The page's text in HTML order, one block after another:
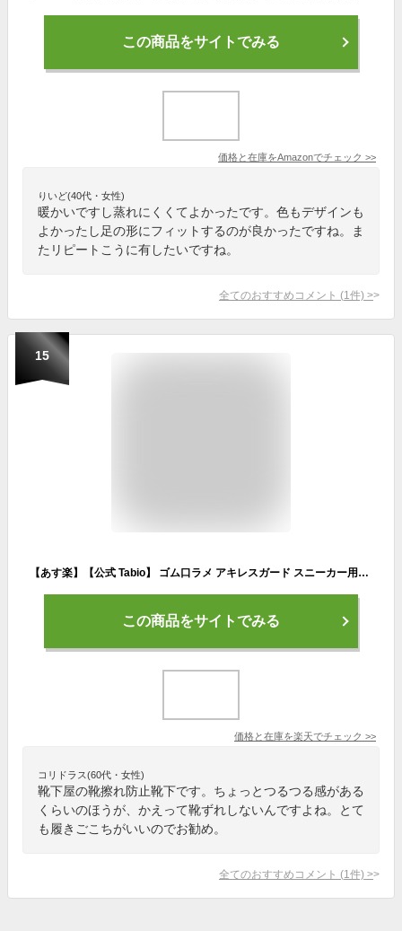
この商品をサイトでみる
価格と在庫をAmazonでチェック >>
りいど(40代・女性)
暖かいですし蒸れにくくてよかったです。色もデザインも
よかったし足の形にフィットするのが良かったですね。ま
たリピートこうに有したいですね。
全てのおすすめコメント (1 件) >
15
【あす楽】【公式 Tabio】 ゴム口ラメ アキレスガード スニーカー用ソックス / 靴下屋 靴下 タビオ くつ下 くるぶし 靴擦れ防止 靴ずれ防止 レディース 日本製
この商品をサイトでみる
価格と在庫を楽天でチェック >>
コリドラス(60代・女性)
靴下屋の靴擦れ防止靴下です。ちょっとつるつる感がある
くらいのほうが、かえって靴ずれしないんですよね。とて
も履きごこちがいいのでお勧め。
全てのおすすめコメント (1 件) >